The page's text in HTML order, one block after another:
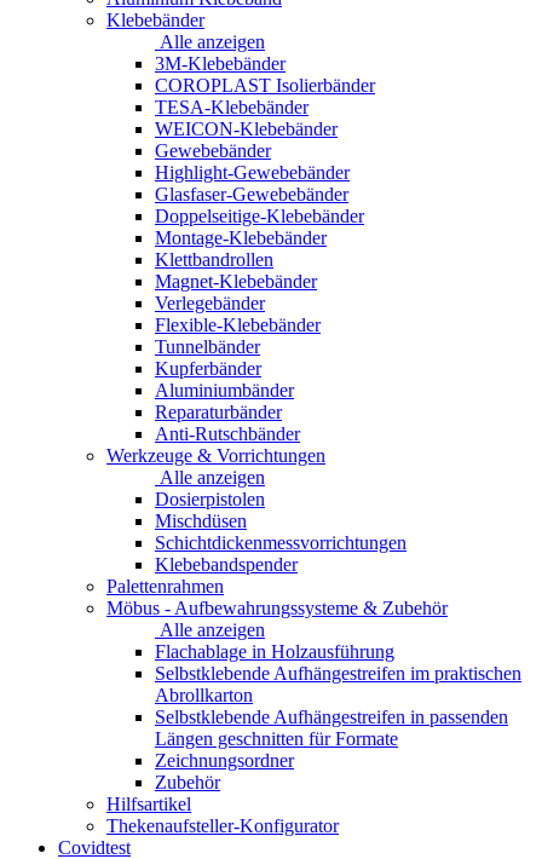
Klebebänder
Alle anzeigen
3M-Klebebänder
COROPLAST Isolierbänder
TESA-Klebebänder
WEICON-Klebebänder
Gewebebänder
Highlight-Gewebebänder
Glasfaser-Gewebebänder
Doppelseitige-Klebebänder
Montage-Klebebänder
Klettbandrollen
Magnet-Klebebänder
Verlegebänder
Flexible-Klebebänder
Tunnelbänder
Kupferbänder
Aluminiumbänder
Reparaturbänder
Anti-Rutschbänder
Werkzeuge & Vorrichtungen
Alle anzeigen
Dosierpistolen
Mischdüsen
Schichtdickenmessvorrichtungen
Klebebandspender
Palettenrahmen
Möbus - Aufbewahrungssysteme & Zubehör
Alle anzeigen
Flachablage in Holzausführung
Selbstklebende Aufhängestreifen im praktischen
Abrollkarton
Selbstklebende Aufhängestreifen in passenden
Längen geschnitten für Formate
Zeichnungsordner
Zubehör
Hilfsartikel
Thekenaufsteller-Konfigurator
Covidtest